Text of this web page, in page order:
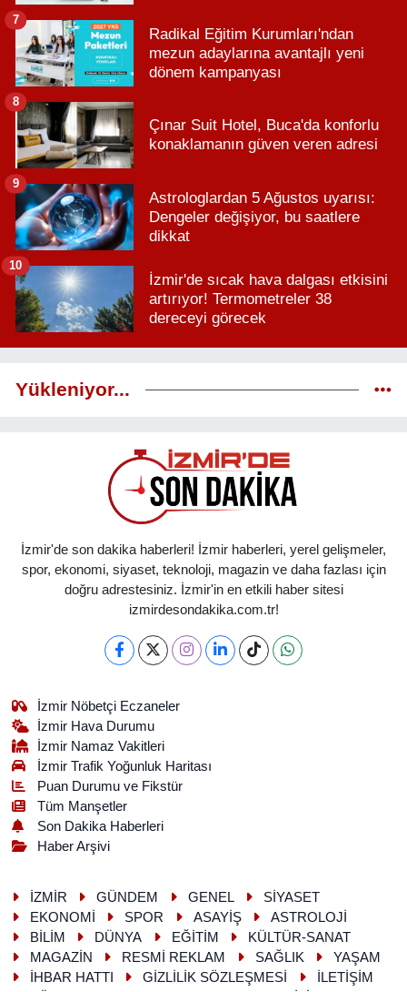
Radikal Eğitim Kurumları'ndan
mezun adaylarına avantajlı yeni
dönem kampanyası
7
Çınar Suit Hotel, Buca'da konforlu
konaklamanın güven veren adresi
8
Astrologlardan 5 Ağustos uyarısı:
Dengeler değişiyor, bu saatlere
dikkat
9
İzmir'de sıcak hava dalgası etkisini
artırıyor! Termometreler 38
dereceyi görecek
10
Yükleniyor...
İzmir'de son dakika haberleri! İzmir haberleri, yerel gelişmeler,
spor, ekonomi, siyaset, teknoloji, magazin ve daha fazlası için
doğru adrestesiniz. İzmir'in en etkili haber sitesi
izmirdesondakika.com.tr!
İzmir Nöbetçi Eczaneler
İzmir Hava Durumu
İzmir Namaz Vakitleri
İzmir Trafik Yoğunluk Haritası
Puan Durumu ve Fikstür
Tüm Manşetler
Son Dakika Haberleri
Haber Arşivi
İZMİR GÜNDEM GENEL
SİYASET
EKONOMİ
SPOR ASAYİŞ
ASTROLOJİ
BİLİM
DÜNYA EĞİTİM
KÜLTÜR-SANAT
MAGAZİN
RESMİ REKLAM SAĞLIK
YAŞAM
İHBAR HATTI
GİZLİLİK SÖZLEŞMESİ
İLETİŞİM